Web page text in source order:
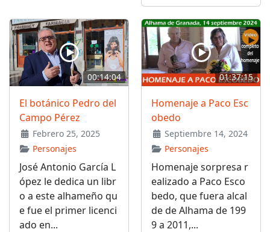
00:14:04
El botánico Pedro del
Campo Pérez
Febrero 25, 2025
Personajes
José Antonio García L
ópez le dedica un libr
o a este alhameño qu
e fue el primer licenci
ado en...
01:37:15
Homenaje a Paco Esc
obedo
Septiembre 14, 2024
Personajes
Homenaje sorpresa r
ealizado a Paco Esco
bedo, que fuera alcal
de de Alhama de 199
9 a 2011,...